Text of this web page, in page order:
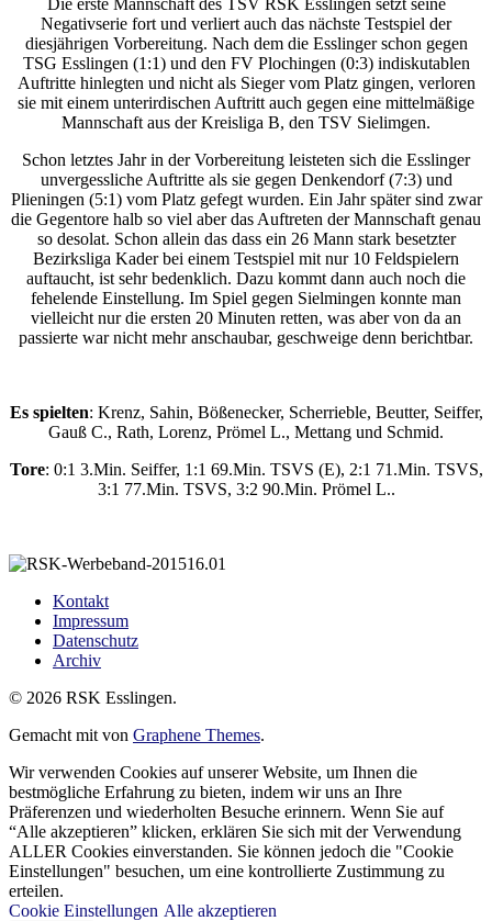
Negativserie fort und verliert auch das nächste Testspiel der
diesjährigen Vorbereitung. Nach dem die Esslinger schon gegen
TSG Esslingen (1:1) und den FV Plochingen (0:3) indiskutablen
Auftritte hinlegten und nicht als Sieger vom Platz gingen, verloren
sie mit einem unterirdischen Auftritt auch gegen eine mittelmäßige
Mannschaft aus der Kreisliga B, den TSV Sielimgen.
Schon letztes Jahr in der Vorbereitung leisteten sich die Esslinger
unvergessliche Auftritte als sie gegen Denkendorf (7:3) und
Plieningen (5:1) vom Platz gefegt wurden. Ein Jahr später sind zwar
die Gegentore halb so viel aber das Auftreten der Mannschaft genau
so desolat. Schon allein das dass ein 26 Mann stark besetzter
Bezirksliga Kader bei einem Testspiel mit nur 10 Feldspielern
auftaucht, ist sehr bedenklich. Dazu kommt dann auch noch die
fehelende Einstellung. Im Spiel gegen Sielmingen konnte man
vielleicht nur die ersten 20 Minuten retten, was aber von da an
passierte war nicht mehr anschaubar, geschweige denn berichtbar.
Es spielten: Krenz, Sahin, Bößenecker, Scherrieble, Beutter, Seiffer,
Gauß C., Rath, Lorenz, Prömel L., Mettang und Schmid.
Tore: 0:1 3.Min. Seiffer, 1:1 69.Min. TSVS (E), 2:1 71.Min. TSVS,
3:1 77.Min. TSVS, 3:2 90.Min. Prömel L..
Kontakt
Impressum
Datenschutz
Archiv
© 2026 RSK Esslingen.
Gemacht mit von Graphene Themes.
Wir verwenden Cookies auf unserer Website, um Ihnen die
bestmögliche Erfahrung zu bieten, indem wir uns an Ihre
Präferenzen und wiederholten Besuche erinnern. Wenn Sie auf
“Alle akzeptieren” klicken, erklären Sie sich mit der Verwendung
ALLER Cookies einverstanden. Sie können jedoch die "Cookie
Einstellungen" besuchen, um eine kontrollierte Zustimmung zu
erteilen.
Cookie Einstellungen Alle akzeptieren